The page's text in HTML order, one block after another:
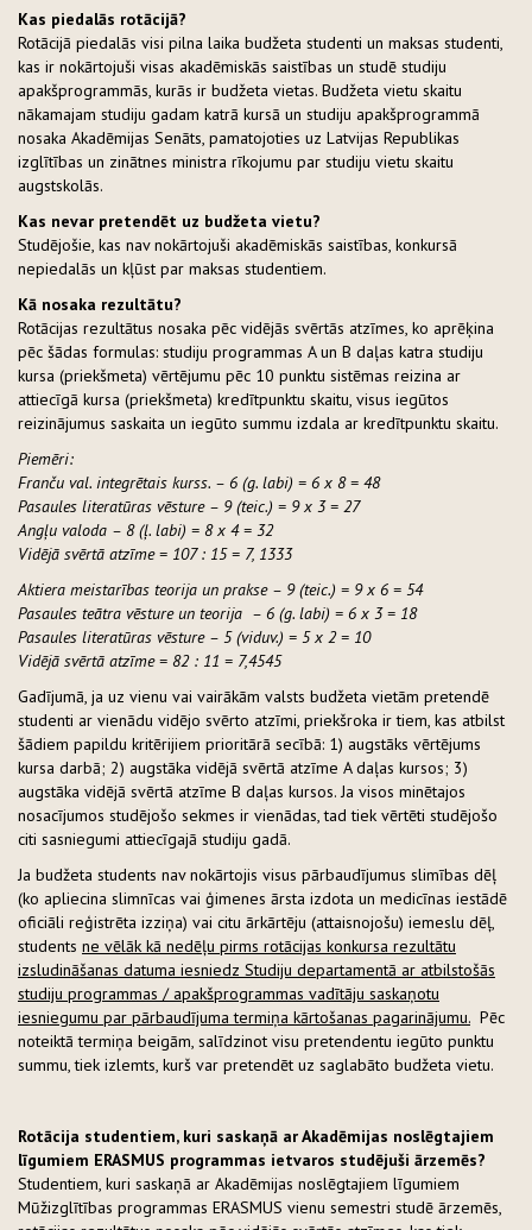
Kas piedalās rotācijā?
Rotācijā piedalās visi pilna laika budžeta studenti un maksas studenti,
kas ir nokārtojuši visas akadēmiskās saistības un studē studiju
apakšprogrammās, kurās ir budžeta vietas. Budžeta vietu skaitu
nākamajam studiju gadam katrā kursā un studiju apakšprogrammā
nosaka Akadēmijas Senāts, pamatojoties uz Latvijas Republikas
izglītības un zinātnes ministra rīkojumu par studiju vietu skaitu
augstskolās.
Kas nevar pretendēt uz budžeta vietu?
Studējošie, kas nav nokārtojuši akadēmiskās saistības, konkursā
nepiedalās un kļūst par maksas studentiem.
Kā nosaka rezultātu?
Rotācijas rezultātus nosaka pēc vidējās svērtās atzīmes, ko aprēķina
pēc šādas formulas: studiju programmas A un B daļas katra studiju
kursa (priekšmeta) vērtējumu pēc 10 punktu sistēmas reizina ar
attiecīgā kursa (priekšmeta) kredītpunktu skaitu, visus iegūtos
reizinājumus saskaita un iegūto summu izdala ar kredītpunktu skaitu.
Piemēri:
Franču val. integrētais kurss. – 6 (g. labi) = 6 x 8 = 48
Pasaules literatūras vēsture – 9 (teic.) = 9 x 3 = 27
Angļu valoda – 8 (ļ. labi) = 8 x 4 = 32
Vidējā svērtā atzīme = 107 : 15 = 7, 1333
Aktiera meistarības teorija un prakse – 9 (teic.) = 9 x 6 = 54
Pasaules teātra vēsture un teorija – 6 (g. labi) = 6 x 3 = 18
Pasaules literatūras vēsture – 5 (viduv.) = 5 x 2 = 10
Vidējā svērtā atzīme = 82 : 11 = 7,4545
Gadījumā, ja uz vienu vai vairākām valsts budžeta vietām pretendē
studenti ar vienādu vidējo svērto atzīmi, priekšroka ir tiem, kas atbilst
šādiem papildu kritērijiem prioritārā secībā: 1) augstāks vērtējums
kursa darbā; 2) augstāka vidējā svērtā atzīme A daļas kursos; 3)
augstāka vidējā svērtā atzīme B daļas kursos. Ja visos minētajos
nosacījumos studējošo sekmes ir vienādas, tad tiek vērtēti studējošo
citi sasniegumi attiecīgajā studiju gadā.
Ja budžeta students nav nokārtojis visus pārbaudījumus slimības dēļ
(ko apliecina slimnīcas vai ģimenes ārsta izdota un medicīnas iestādē
oficiāli reģistrēta izziņa) vai citu ārkārtēju (attaisnojošu) iemeslu dēļ,
students ne vēlāk kā nedēļu pirms rotācijas konkursa rezultātu
izsludināšanas datuma iesniedz Studiju departamentā ar atbilstošās
studiju programmas / apakšprogrammas vadītāju saskaņotu
iesniegumu par pārbaudījuma termiņa kārtošanas pagarinājumu. Pēc
noteiktā termiņa beigām, salīdzinot visu pretendentu iegūto punktu
summu, tiek izlemts, kurš var pretendēt uz saglabāto budžeta vietu.
Rotācija studentiem, kuri saskaņā ar Akadēmijas noslēgtajiem
līgumiem ERASMUS programmas ietvaros studējuši ārzemēs?
Studentiem, kuri saskaņā ar Akadēmijas noslēgtajiem līgumiem
Mūžizglītības programmas ERASMUS vienu semestri studē ārzemēs,